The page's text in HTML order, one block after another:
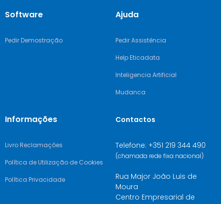
Software
Pedir Demostração
Ajuda
Pedir Assistência
Help Eticadata
Inteligencia Artificial
Mudanca
Informações
Livro Reclamações
Política de Utilização de Cookies
Política Privacidade
Contactos
Telefone: +351 219 344 490
(chamada rede fixa nacional)
Rua Major João Luis de
Moura
Centro Empresarial de